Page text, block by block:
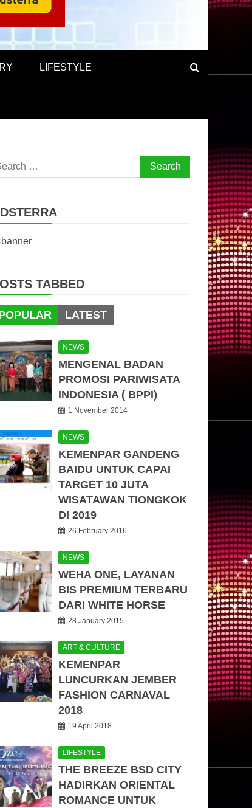
LIFESTYLE
TABBED
LATEST
NEWS
MENGENAL BADAN
PROMOSI PARIWISATA
INDONESIA ( BPPI)
1 November 2014
NEWS
KEMENPAR GANDENG
BAIDU UNTUK CAPAI
TARGET 10 JUTA
WISATAWAN TIONGKOK
DI 2019
26 February 2016
NEWS
WEHA ONE, LAYANAN
BIS PREMIUM TERBARU
DARI WHITE HORSE
28 January 2015
ART & CULTURE
KEMENPAR
LUNCURKAN JEMBER
FASHION CARNAVAL
2018
19 April 2018
LIFESTYLE
THE BREEZE BSD CITY
HADIRKAN ORIENTAL
ROMANCE UNTUK